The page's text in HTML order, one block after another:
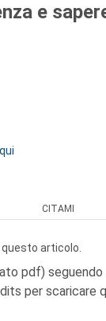
e
CITAMI
articolo.
pdf)
per scaricare